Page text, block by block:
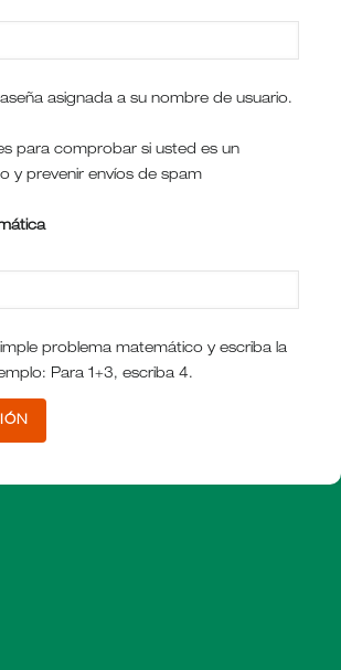
asignada a su nombre de usuario.
para comprobar si usted es un
y prevenir envíos de spam
problema matemático y escriba la
Para 1+3, escriba 4.